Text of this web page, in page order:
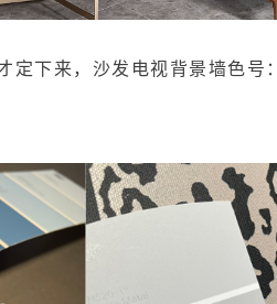
定下来，沙发电视背景墙色号：